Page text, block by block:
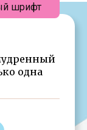
одна
шрифт